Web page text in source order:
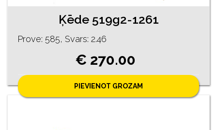
Ķēde 519g2-1261
Prove: 585, Svars: 2.46
€ 270.00
PIEVIENOT GROZAM